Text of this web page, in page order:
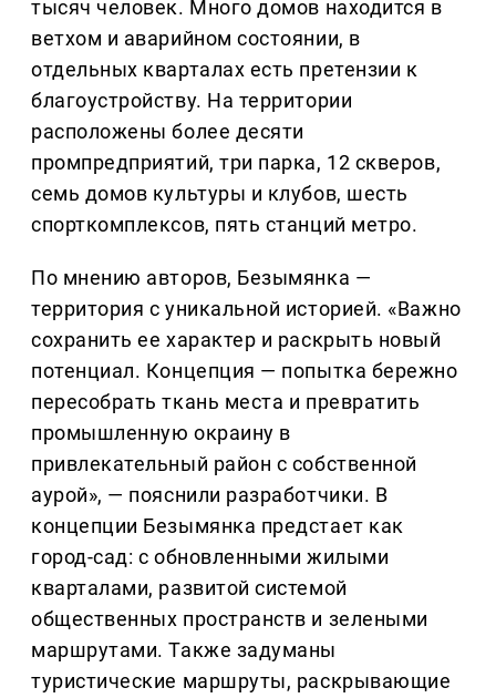
тысяч человек. Много домов находится в
ветхом и аварийном состоянии, в
отдельных кварталах есть претензии к
благоустройству. На территории
расположены более десяти
промпредприятий, три парка, 12 скверов,
семь домов культуры и клубов, шесть
спорткомплексов, пять станций метро.
По мнению авторов, Безымянка —
территория с уникальной историей. «Важно
сохранить ее характер и раскрыть новый
потенциал. Концепция — попытка бережно
пересобрать ткань места и превратить
промышленную окраину в
привлекательный район с собственной
аурой», — пояснили разработчики. В
концепции Безымянка предстает как
город-сад: с обновленными жилыми
кварталами, развитой системой
общественных пространств и зелеными
маршрутами. Также задуманы
туристические маршруты, раскрывающие